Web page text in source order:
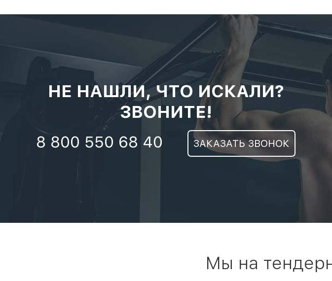
НЕ НАШЛИ, ЧТО ИСКАЛИ?
ЗВОНИТЕ!
8 800 550 68 40 ЗАКАЗАТЬ ЗВОНОК
Мы на